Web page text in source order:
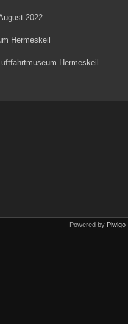
2022
Hermeskeil
Hermeskeil
Powered by Piwigo